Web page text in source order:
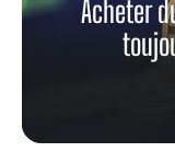
Acheter